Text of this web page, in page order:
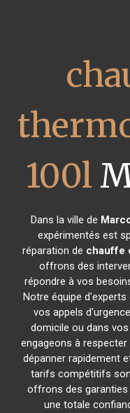
100l
Dans la ville de
expérimentés est
réparation de chauffe
offrons des
répondre à vos
Notre équipe
vos appels
domicile ou dans
engageons à
dépanner rapidement
tarifs compétitifs
offrons des
une totale